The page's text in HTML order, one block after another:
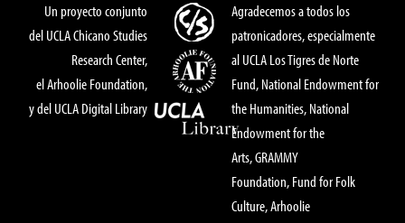
Un proyecto conjunto
del UCLA Chicano Studies
Research Center,
el Arhoolie Foundation,
y del UCLA Digital Library
Agradecemos a todos los
patronicadores, especialmente
al UCLA Los Tigres de Norte
Fund, National Endowment for
the Humanities, National
Endowment for the
Arts, GRAMMY
Foundation, Fund for Folk
Culture, Arhoolie